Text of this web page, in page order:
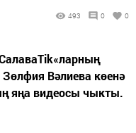
493 0 0
Вәлиева көенә
яңа видеосы чыкты.